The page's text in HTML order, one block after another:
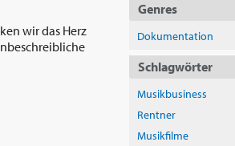
wir das Herz
Genres
Dokumentation
Schlagwörter
Musikbusiness
Rentner
Musikfilme